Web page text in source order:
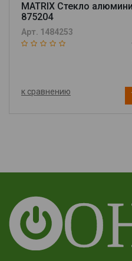
MATRIX Стекло
875204
Арт. 1484253
к сравнению